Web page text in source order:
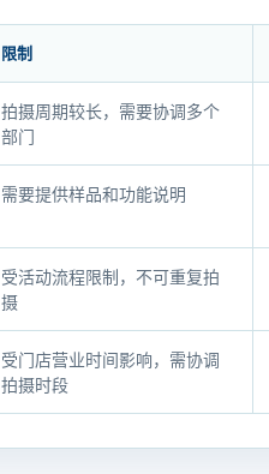
限制
拍摄周期较长，需要协调多个
部门
需要提供样品和功能说明
受活动流程限制，不可重复拍
摄
受门店营业时间影响，需协调
拍摄时段